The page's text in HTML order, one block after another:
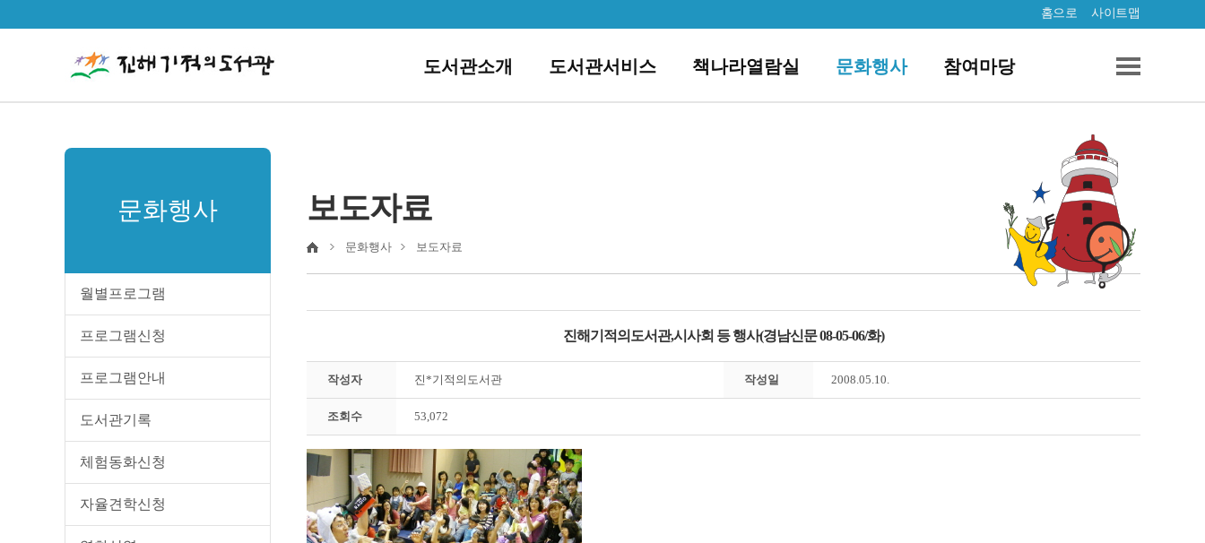
홈으로 사이트맵
도서관소개 도서관서비스 책나라열람실 문화행사 참여마당
문화행사
월별프로그램
프로그램신청
프로그램안내
도서관기록
체험동화신청
자율견학신청
보도자료
문화행사 보도자료
진해기적의도서관,시사회 등 행사(경남신문 08-05-06/화)
작성자 진*기적의도서관 작성일 2008.05.10.
조회수 53,072